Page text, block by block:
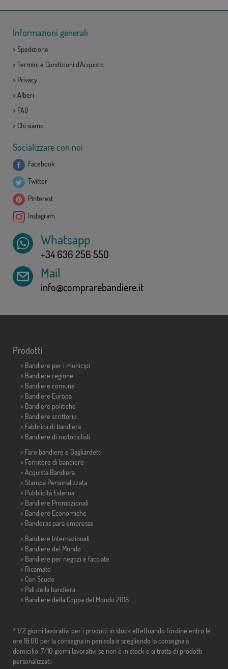
Informazioni generali
> Spedizione
> Termini e Condizioni d'Acquisto
> Privacy
> Alberi
> FAQ
> Chi siamo
Socializzare con noi
Facebook
Twitter
Pinterest
Instagram
Whatsapp
+34 636 256 550
Mail
info@comprarebandiere.it
Prodotti
> Bandiere per i municipi
> Bandiere regione
> Bandiere comune
> Bandiere Europa
> Bandiere politiche
> Bandiere scrittorio
> Fabbrica di bandiera
> Bandiere di motociclisti
> Fare bandiere e Gagliardetti
> Fornitore di bandiere
> Acquista Bandiera
> Stampa Personalizzata
> Pubblicità Esterna
> Bandiere Promozionali
> Bandiere Economiche
> Banderas para empresas
> Bandiere Internazionali
> Bandiere del Mondo
> Bandiere per negozi e facciate
> Ricamato
> Con Scudo
> Pali della bandiera
> Bandiere della Coppa del Mondo 2018
* 1/2 giorni lavorativi per i prodotti in stock effettuando l'ordine entro le
ore 16:00 per la consegna in penisola e scegliendo la consegna a
domicilio. 7/10 giorni lavorativi se non è in stock o si tratta di prodotti
personalizzati.